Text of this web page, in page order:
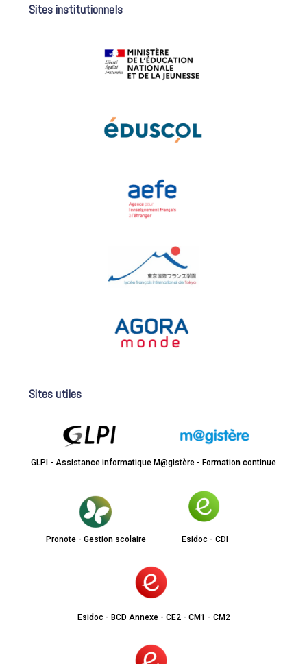
Sites institutionnels
Sites utiles
GLPI - Assistance informatique M@gistère - Formation continue
Pronote - Gestion scolaire Esidoc - CDI
Esidoc - BCD Annexe - CE2 - CM1 - CM2